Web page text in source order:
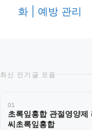
화 | 예방 관리
최신 인기글 모음
01
초록잎홍합 관절영양제
씨초록잎홍합